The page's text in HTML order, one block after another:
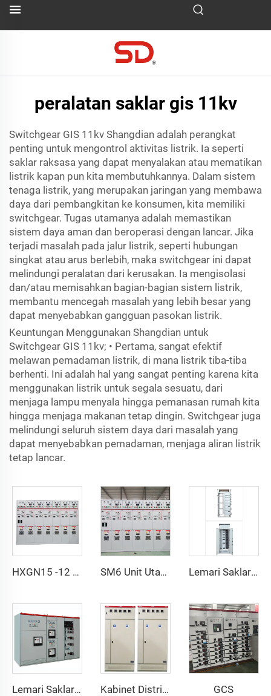
peralatan saklar gis 11kv
Switchgear GIS 11kv Shangdian adalah perangkat
penting untuk mengontrol aktivitas listrik. Ia seperti
saklar raksasa yang dapat menyalakan atau mematikan
listrik kapan pun kita membutuhkannya. Dalam sistem
tenaga listrik, yang merupakan jaringan yang membawa
daya dari pembangkitan ke konsumen, kita memiliki
switchgear. Tugas utamanya adalah memastikan
sistem daya aman dan beroperasi dengan lancar. Jika
terjadi masalah pada jalur listrik, seperti hubungan
singkat atau arus berlebih, maka switchgear ini dapat
melindungi peralatan dari kerusakan. Ia mengisolasi
dan/atau memisahkan bagian-bagian sistem listrik,
membantu mencegah masalah yang lebih besar yang
dapat menyebabkan gangguan pasokan listrik.
Keuntungan Menggunakan Shangdian untuk
Switchgear GIS 11kv; • Pertama, sangat efektif
melawan pemadaman listrik, di mana listrik tiba-tiba
berhenti. Ini adalah hal yang sangat penting karena kita
menggunakan listrik untuk segala sesuatu, dari
menjaga lampu menyala hingga pemanasan rumah kita
hingga menjaga makanan tetap dingin. Switchgear juga
melindungi seluruh sistem daya dari masalah yang
dapat menyebabkan pemadaman, menjaga aliran listrik
tetap lancar.
HXGN15 -12 AC peralatan saklar tertutup logam SM6 Unit Utama Ring GIS Peralatan Saklar SF6 Lemari Saklar Tegangan Rendah Tarik GCK
Lemari Saklar Tegangan Rendah Tarik GCS Kabinet Distribusi Tegangan Rendah AC GGD GCS